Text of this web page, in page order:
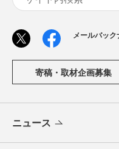
メールバッ
寄稿・取材企画募集
ニュース